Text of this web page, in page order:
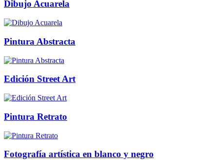
Dibujo Acuarela
Pintura Abstracta
Edición Street Art
Pintura Retrato
Fotografía artística en blanco y negro